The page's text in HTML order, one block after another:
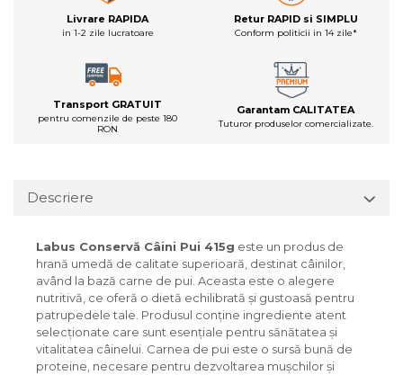
Livrare RAPIDA
in 1-2 zile lucratoare
Retur RAPID si SIMPLU
Conform politicii in 14 zile*
Transport GRATUIT
pentru comenzile de peste 180
RON
Garantam CALITATEA
Tuturor produselor comercializate.
Descriere
Labus Conservă Câini Pui 415g este un produs de
hrană umedă de calitate superioară, destinat câinilor,
având la bază carne de pui. Aceasta este o alegere
nutritivă, ce oferă o dietă echilibrată și gustoasă pentru
patrupedele tale. Produsul conține ingrediente atent
selecționate care sunt esențiale pentru sănătatea și
vitalitatea câinelui. Carnea de pui este o sursă bună de
proteine, necesare pentru dezvoltarea mușchilor și